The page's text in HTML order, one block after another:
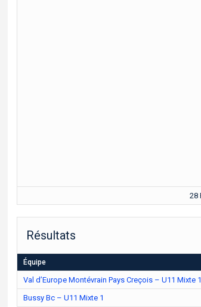
28
Résultats
Équipe
Val d’Europe Montévrain Pays Creçois – U11 Mixte 1
Bussy Bc – U11 Mixte 1